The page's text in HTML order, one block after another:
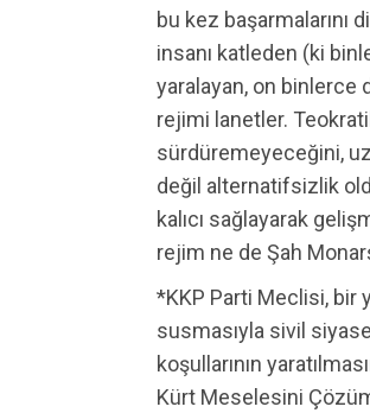
bu kez başarmalarını
insanı katleden (ki
yaralayan, on binlerce
rejimi lanetler.
sürdüremeyeceğini,
değil alternatifsizlik
kalıcı sağlayarak
rejim ne de Şah
*KKP Parti Meclisi, bir
susmasıyla sivil
koşullarının
Kürt Meselesini